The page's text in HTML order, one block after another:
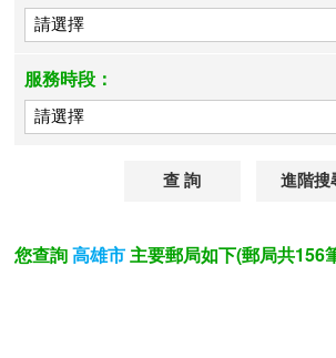
服務時段：
進階搜
您查詢高雄市 主要郵局如下(郵局共156